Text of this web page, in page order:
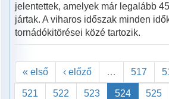
jelentettek, amelyek már legalább
jártak. A viharos időszak minden
tornádókitörései közé tartozik.
« első ‹ előző … 517
521 522 523 524 525